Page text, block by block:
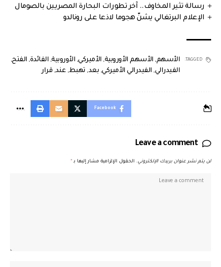
رسالة تثير المخاوف.. آخر تطورات البحارة المصريين بالصومال
الإعلام البرتغالي يشنّ هجوما لاذعا على رونالدو
TAGGED: الأسهم, الأسهم الأوروبية, الأميركي, الأوروبية, الفائدة, الفتح,
الفيدرالي, الفيدرالي الأميركي, بعد, تهبط, عند, قرار
Facebook
Leave a comment
لن يتم نشر عنوان بريدك الإلكتروني. الحقول الإلزامية مشار إليها بـ *